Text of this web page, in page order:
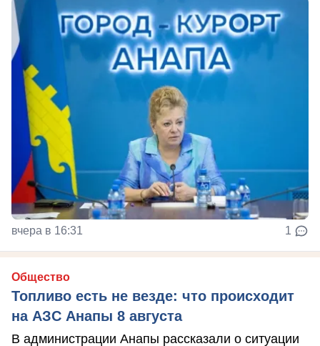
вчера в 16:31 1
Общество
Топливо есть не везде: что происходит
на АЗС Анапы 8 августа
В администрации Анапы рассказали о ситуации